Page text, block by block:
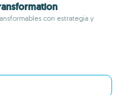
con estrategia y